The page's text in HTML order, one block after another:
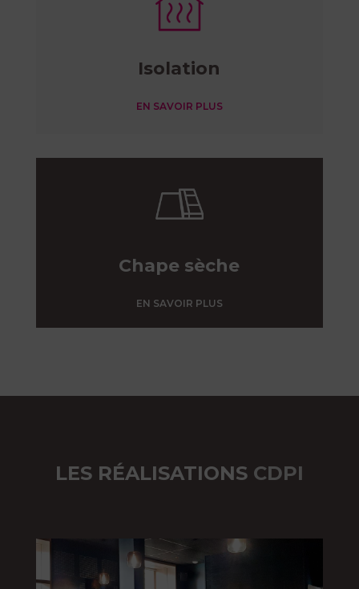
Isolation
EN SAVOIR PLUS
Chape sèche
EN SAVOIR PLUS
LES RÉALISATIONS CDPI